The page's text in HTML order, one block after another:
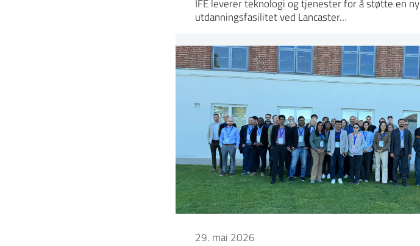
IFE leverer teknologi og tjenester for å støtte en ny
utdanningsfasilitet ved Lancaster…
29. mai 2026